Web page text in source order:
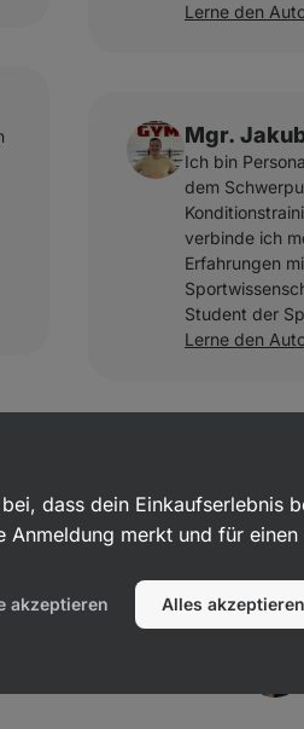
Lerne den
Mgr.
Ich bin
dem
verbinde ich
Erfahrungen
Student der
Lerne den
Autoren
dass dein Einkaufserlebnis
merkt und für
akzeptieren Alles akzeptieren